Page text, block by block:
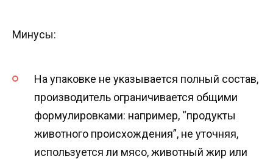
Минусы:
На упаковке не указывается полный состав,
производитель ограничивается общими
формулировками: например, “продукты
животного происхождения”, не уточняя,
используется ли мясо, животный жир или